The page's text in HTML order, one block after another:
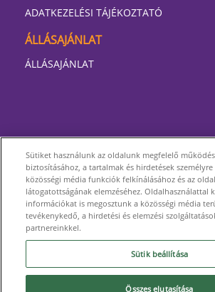
ADATKEZELÉSI TÁJÉKOZTATÓ
ÁLLÁSAJÁNLAT
ÁLLÁSAJÁNLAT
Sütiket használunk az oldalunk megfelelő
biztosításához, a tartalmak és hirdetések személyre
közösségi média funkciók felkínálásához és az
látogatottságának elemzéséhez. Oldalhasználattal
információkat is megosztunk a közösségi média
tevékenykedő, a hirdetési és elemzési
partnereinkkel.
Sütik beállítása
Összes elutasítása